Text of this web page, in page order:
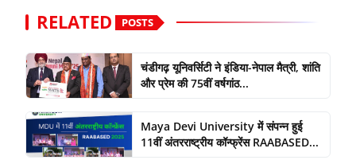
RELATED POSTS
चंडीगढ़ यूनिवर्सिटी ने इंडिया-नेपाल मैत्री, शांति
और प्रेम की 75वीं वर्षगांठ...
Maya Devi University में संपन्न हुई
11वीं अंतरराष्ट्रीय कॉन्फ्रेंस RAABASED...